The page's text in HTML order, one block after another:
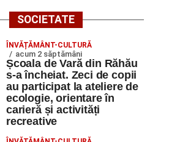
SOCIETATE
ÎNVĂȚĂMÂNT-CULTURĂ
acum 2 săptămâni
Școala de Vară din Răhău
s-a încheiat. Zeci de copii
au participat la ateliere de
ecologie, orientare în
carieră și activități
recreative